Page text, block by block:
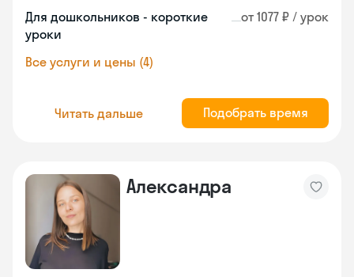
Для дошкольников - короткие
уроки
от 1077 ₽ / урок
Все услуги и цены (4)
Читать дальше Подобрать время
Александра